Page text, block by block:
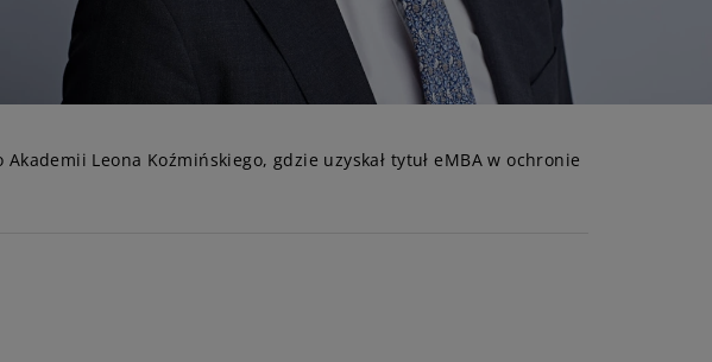
Leona Koźmińskiego, gdzie uzyskał tytuł eMBA w ochronie